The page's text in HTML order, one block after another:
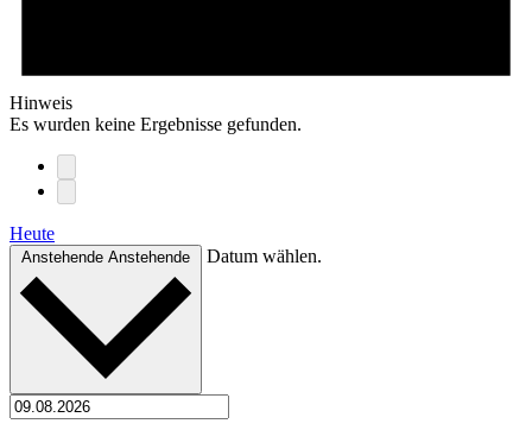
Hinweis
Es wurden keine Ergebnisse gefunden.
Heute
Anstehende Anstehende Datum wählen.